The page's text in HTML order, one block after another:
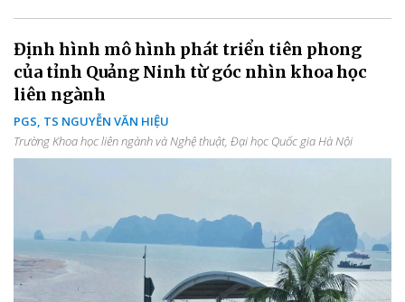
Định hình mô hình phát triển tiên phong
của tỉnh Quảng Ninh từ góc nhìn khoa học
liên ngành
PGS, TS NGUYỄN VĂN HIỆU
Trường Khoa học liên ngành và Nghệ thuật, Đại học Quốc gia Hà Nội